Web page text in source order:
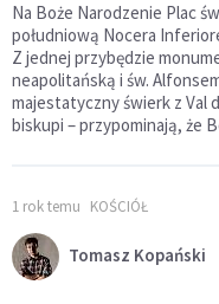
Na Boże Narodzenie Plac
południową Nocera
Z jednej przybędzie
neapolitańską i św.
majestatyczny świerk z Val
biskupi – przypominają, że
1 rok temu KOŚCIÓŁ
Tomasz Kopański